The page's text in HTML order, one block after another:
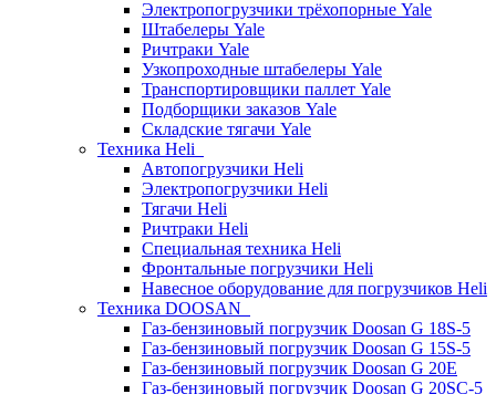
Электропогрузчики трёхопорные Yale
Штабелеры Yale
Ричтраки Yale
Узкопроходные штабелеры Yale
Транспортировщики паллет Yale
Подборщики заказов Yale
Складские тягачи Yale
Техника Heli
Автопогрузчики Heli
Электропогрузчики Heli
Тягачи Heli
Ричтраки Heli
Специальная техника Heli
Фронтальные погрузчики Heli
Навесное оборудование для погрузчиков Heli
Техника DOOSAN
Газ-бензиновый погрузчик Doosan G 18S-5
Газ-бензиновый погрузчик Doosan G 15S-5
Газ-бензиновый погрузчик Doosan G 20E
Газ-бензиновый погрузчик Doosan G 20SC-5